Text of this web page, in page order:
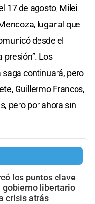
17 de agosto, Milei
lugar al que
desde el
presión”. Los
saga continuará, pero
Guillermo Francos,
pero por ahora sin
los puntos clave
gobierno libertario
crisis atrás